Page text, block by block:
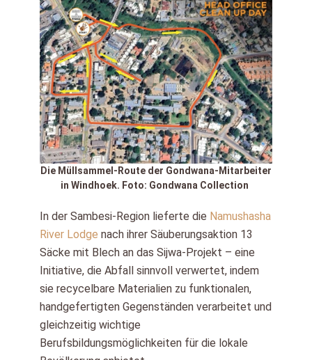
Die Müllsammel-Route der Gondwana-Mitarbeiter
in Windhoek. Foto: Gondwana Collection
In der Sambesi-Region lieferte die Namushasha
River Lodge nach ihrer Säuberungsaktion 13
Säcke mit Blech an das Sijwa-Projekt – eine
Initiative, die Abfall sinnvoll verwertet, indem
sie recycelbare Materialien zu funktionalen,
handgefertigten Gegenständen verarbeitet und
gleichzeitig wichtige
Berufsbildungsmöglichkeiten für die lokale